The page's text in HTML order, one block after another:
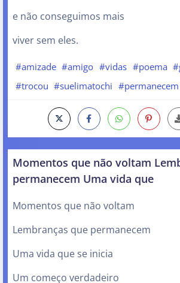
e não conseguimos mais
viver sem eles.
#amizade #amigo #vidas #poema
#trocou #suelimatochi #permanecem
Momentos que não voltam
permanecem Uma vida que
Momentos que não voltam
Lembranças que permanecem
Uma vida que se inicia
Um começo verdadeiro